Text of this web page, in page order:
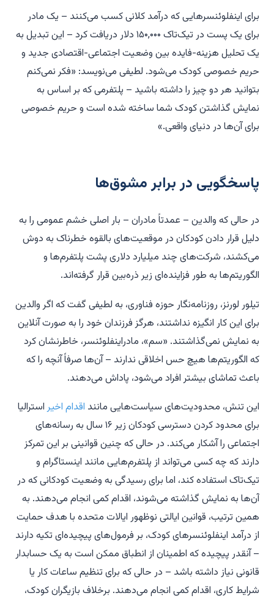
برای اینفلوئنسرهایی که درآمد کلانی کسب می‌کنند – یک مادر
برای یک پست در تیک‌تاک ۱۵۰,۰۰۰ دلار دریافت کرد – این تبدیل به
یک تحلیل هزینه-فایده بین وضعیت اجتماعی-اقتصادی جدید و
حریم خصوصی کودک می‌شود. لطیفی می‌نویسد: «فکر نمی‌کنم
بتوانید هر دو چیز را داشته باشید – پلتفرمی که بر اساس به
نمایش گذاشتن کودک شما ساخته شده است و حریم خصوصی
برای آن‌ها در دنیای واقعی.»
پاسخگویی در برابر مشوق‌ها
در حالی که والدین – عمدتاً مادران – بار اصلی خشم عمومی را به
دلیل قرار دادن کودکان در موقعیت‌های بالقوه خطرناک به دوش
می‌کشند، شرکت‌های چند میلیارد دلاری پشت پلتفرم‌ها و
الگوریتم‌ها به طور فزاینده‌ای زیر ذره‌بین قرار گرفته‌اند.
تیلور لورنز، روزنامه‌نگار حوزه فناوری، به لطیفی گفت که اگر والدین
برای این کار انگیزه نداشتند، هرگز فرزندان خود را به صورت آنلاین
به نمایش نمی‌گذاشتند. «سم»، مادراینفلوئنسر، خاطرنشان کرد
که الگوریتم‌ها هیچ حس اخلاقی ندارند – آن‌ها صرفاً آنچه را که
باعث تماشای بیشتر افراد می‌شود، پاداش می‌دهند.
این تنش، محدودیت‌های سیاست‌هایی مانند اقدام اخیراسترالیا
برای محدود کردن دسترسی کودکان زیر ۱۶ سال به رسانه‌های
اجتماعی را آشکار می‌کند. در حالی که چنین قوانینی بر این تمرکز
دارند که چه کسی می‌تواند از پلتفرم‌هایی مانند اینستاگرام و
تیک‌تاک استفاده کند، اما برای رسیدگی به وضعیت کودکانی که در
آن‌ها به نمایش گذاشته می‌شوند، اقدام کمی انجام می‌دهند. به
همین ترتیب، قوانین ایالتی نوظهور ایالات متحده با هدف حمایت
از درآمد اینفلوئنسرهای کودک، بر فرمول‌های پیچیده‌ای تکیه دارند
– آنقدر پیچیده که اطمینان از انطباق ممکن است به یک حسابدار
قانونی نیاز داشته باشد – در حالی که برای تنظیم ساعات کار یا
شرایط کاری، اقدام کمی انجام می‌دهند. برخلاف بازیگران کودک،